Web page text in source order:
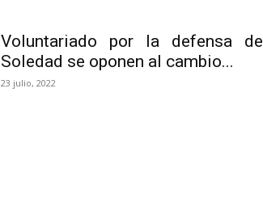
Voluntariado por la defensa de
Soledad se oponen al cambio...
23 julio, 2022